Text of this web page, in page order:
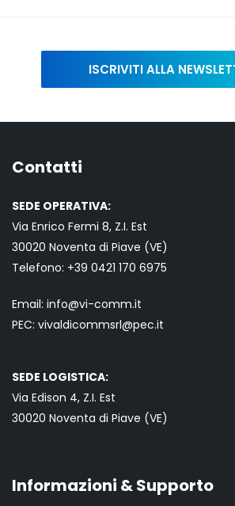
ISCRIVITI ALLA
Contatti
SEDE OPERATIVA:
Via Enrico Fermi 8, Z.I. Est
30020 Noventa di Piave (VE)
Telefono: +39 0421 170 6975
Email: info@vi-comm.it
PEC: vivaldicommsrl@pec.it
SEDE LOGISTICA:
Via Edison 4, Z.I. Est
30020 Noventa di Piave (VE)
Informazioni & Supporto